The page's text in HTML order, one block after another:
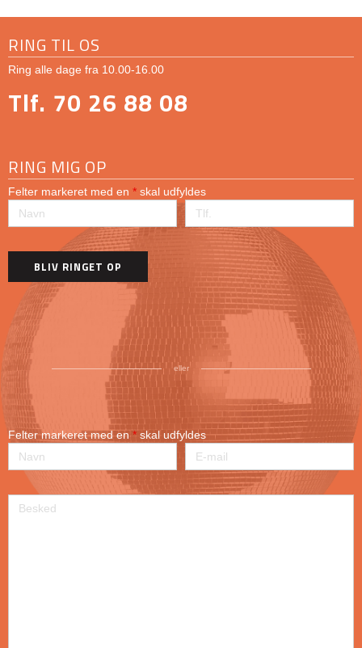
RING TIL OS
Ring alle dage fra 10.00-16.00
Tlf. 70 26 88 08
RING MIG OP
Felter markeret med en * skal udfyldes
eller
Felter markeret med en*skal udfyldes